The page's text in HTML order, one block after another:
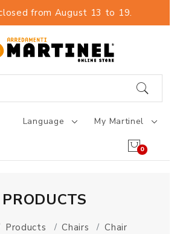
from August 13 to 19.
Language My Martinel
0
PRODUCTS
Products Chairs
Chair